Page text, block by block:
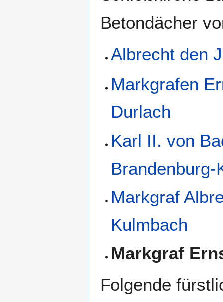
Betondächer
Albrecht den
Markgrafen
Durlach
Karl II. von
Brandenburg-
Markgraf
Kulmbach
Markgraf
Folgende